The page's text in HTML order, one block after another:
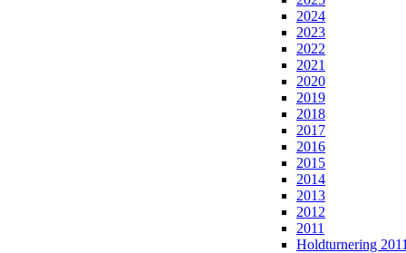
2024
2023
2022
2021
2020
2019
2018
2017
2016
2015
2014
2013
2012
2011
Holdturnering